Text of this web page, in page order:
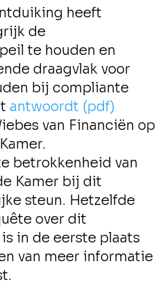
heeft
de
te houden en
draagvlak voor
bij compliante
antwoordt (pdf)
van Financiën op
betrokkenheid van
Kamer bij dit
steun. Hetzelfde
over dit
in de eerste plaats
van meer informatie